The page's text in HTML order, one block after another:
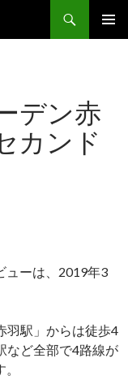
デン赤
カンド
ューは、2019年3
羽駅」からは徒歩4
など全部で4路線が